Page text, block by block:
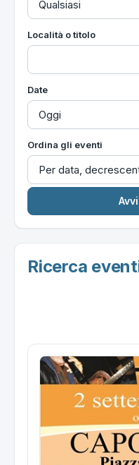
Località o titolo
Date
Ordina gli eventi
Ricerca